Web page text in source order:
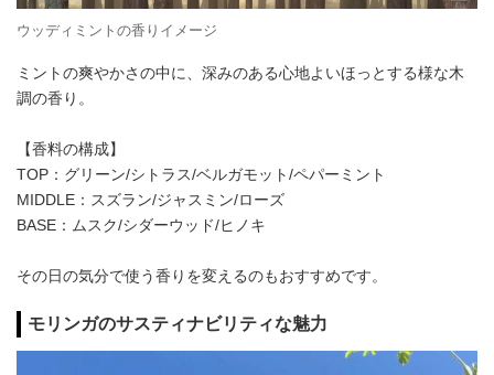
ウッディミントの香りイメージ
ミントの爽やかさの中に、深みのある心地よいほっとする様な木
調の香り。
【香料の構成】
TOP：グリーン/シトラス/ベルガモット/ペパーミント
MIDDLE：スズラン/ジャスミン/ローズ
BASE：ムスク/シダーウッド/ヒノキ
その日の気分で使う香りを変えるのもおすすめです。
モリンガのサスティナビリティな魅力